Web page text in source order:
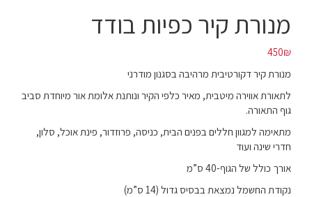
מנורת קיר כפיות בודד
450₪
מנורת קיר דקורטיבית מרהיבה בסגנון מודרני
לתאורת אווירה מיטבית, מאיר כלפי הקיר ונותנת אלומת אור מיוחדת סביב
גוף התאורה.
מתאימה למגוון חללים בפנים הבית, כניסה, פרוזדור, פינת אוכל, סלון,
חדרי שינה ועוד
אורך כולל של הגוף-40 ס”מ
נקודת החשמל נמצאת בבסיס גדול (14 ס”מ)